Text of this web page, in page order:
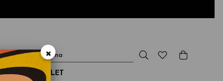
& OUTLET
×